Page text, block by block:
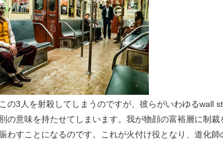
の3人を射殺してしまうのですが、彼らがいわゆるwall
の意味を持たせてしまいます。我が物顔の富裕層に制
わすことになるのです。これが火付け役となり、道化